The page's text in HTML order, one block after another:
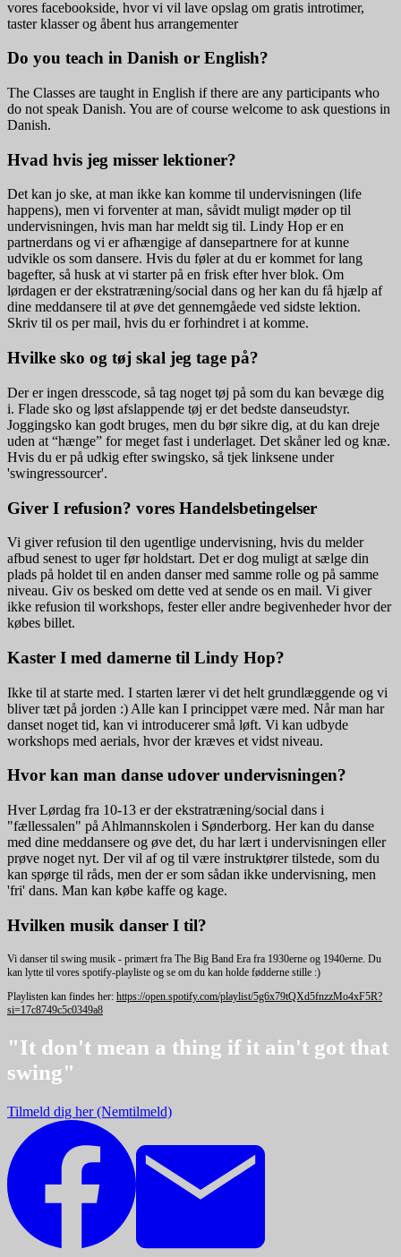
vores facebookside, hvor vi vil lave opslag om gratis introtimer,
taster klasser og åbent hus arrangementer
Do you teach in Danish or English?
The Classes are taught in English if there are any participants who
do not speak Danish. You are of course welcome to ask questions in
Danish.
Hvad hvis jeg misser lektioner?
Det kan jo ske, at man ikke kan komme til undervisningen (life
happens), men vi forventer at man, såvidt muligt møder op til
undervisningen, hvis man har meldt sig til. Lindy Hop er en
partnerdans og vi er afhængige af dansepartnere for at kunne
udvikle os som dansere. Hvis du føler at du er kommet for lang
bagefter, så husk at vi starter på en frisk efter hver blok. Om
lørdagen er der ekstratræning/social dans og her kan du få hjælp af
dine meddansere til at øve det gennemgåede ved sidste lektion.
Skriv til os per mail, hvis du er forhindret i at komme.
Hvilke sko og tøj skal jeg tage på?
Der er ingen dresscode, så tag noget tøj på som du kan bevæge dig
i. Flade sko og løst afslappende tøj er det bedste danseudstyr.
Joggingsko kan godt bruges, men du bør sikre dig, at du kan dreje
uden at “hænge” for meget fast i underlaget. Det skåner led og knæ.
Hvis du er på udkig efter swingsko, så tjek linksene under
'swingressourcer'.
Giver I refusion? vores Handelsbetingelser
Vi giver refusion til den ugentlige undervisning, hvis du melder
afbud senest to uger før holdstart. Det er dog muligt at sælge din
plads på holdet til en anden danser med samme rolle og på samme
niveau. Giv os besked om dette ved at sende os en mail. Vi giver
ikke refusion til workshops, fester eller andre begivenheder hvor der
købes billet.
Kaster I med damerne til Lindy Hop?
Ikke til at starte med. I starten lærer vi det helt grundlæggende og vi
bliver tæt på jorden :) Alle kan I princippet være med. Når man har
danset noget tid, kan vi introducerer små løft. Vi kan udbyde
workshops med aerials, hvor der kræves et vidst niveau.
Hvor kan man danse udover undervisningen?
Hver Lørdag fra 10-13 er der ekstratræning/social dans i
"fællessalen" på Ahlmannskolen i Sønderborg. Her kan du danse
med dine meddansere og øve det, du har lært i undervisningen eller
prøve noget nyt. Der vil af og til være instruktører tilstede, som du
kan spørge til råds, men der er som sådan ikke undervisning, men
'fri' dans. Man kan købe kaffe og kage.
Hvilken musik danser I til?
Vi danser til swing musik - primært fra The Big Band Era fra 1930erne og 1940erne. Du
kan lytte til vores spotify-playliste og se om du kan holde fødderne stille :)
Playlisten kan findes her: https://open.spotify.com/playlist/5g6x79tQXd5fnzzMo4xF5R?
si=17c8749c5c0349a8
"It don't mean a thing if it ain't got that
swing"
Tilmeld dig her (Nemtilmeld)